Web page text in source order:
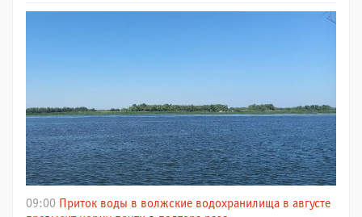
09:00 Приток воды в волжские водохранилища в августе